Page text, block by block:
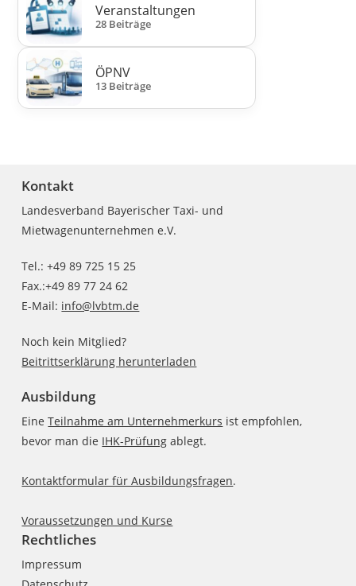
Veranstaltungen
28 Beiträge
ÖPNV
13 Beiträge
Kontakt
Landesverband Bayerischer Taxi- und
Mietwagenunternehmen e.V.
Tel.: +49 89 725 15 25
Fax.:+49 89 77 24 62
E-Mail: info@lvbtm.de
Noch kein Mitglied?
Beitrittserklärung herunterladen
Ausbildung
EineTeilnahme am Unternehmerkurs ist empfohlen,
bevor man die IHK-Prüfung ablegt.
Kontaktformular für Ausbildungsfragen.
Voraussetzungen und Kurse
Rechtliches
Impressum